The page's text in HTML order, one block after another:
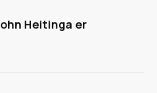
Heitinga er